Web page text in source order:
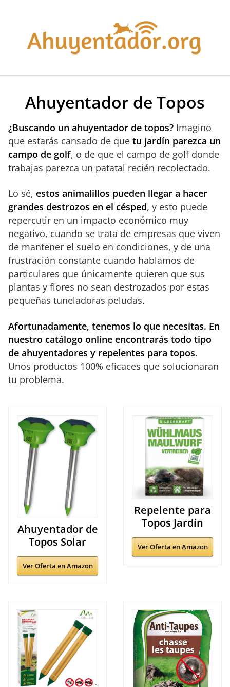
contenido
Ahuyentador de Topos
¿Buscando un ahuyentador de topos? Imagino
que estarás cansado de que tu jardín parezca un
campo de golf, o de que el campo de golf donde
trabajas parezca un patatal recién recolectado.
Lo sé, estos animalillos pueden llegar a hacer
grandes destrozos en el césped, y esto puede
repercutir en un impacto económico muy
negativo, cuando se trata de empresas que viven
de mantener el suelo en condiciones, y de una
frustración constante cuando hablamos de
particulares que únicamente quieren que sus
plantas y flores no sean destrozados por estas
pequeñas tuneladoras peludas.
Afortunadamente, tenemos lo que necesitas. En
nuestro catálogo online encontrarás todo tipo
de ahuyentadores y repelentes para topos.
Unos productos 100% eficaces que solucionaran
tu problema.
Ahuyentador de
Topos Solar
Ver Oferta en Amazon
Repelente para
Topos Jardín
Ver Oferta en Amazon